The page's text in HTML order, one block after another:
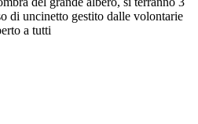
di uncinetto gestito dalle volontarie
a tutti